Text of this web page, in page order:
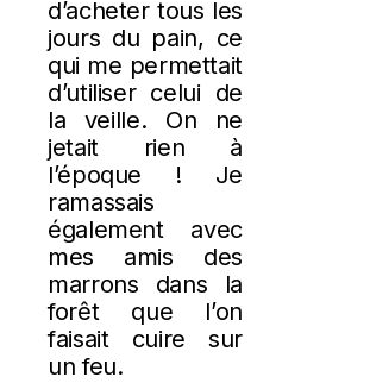
d’acheter tous les
jours du pain, ce
qui me permettait
d’utiliser celui de
la veille. On ne
jetait rien à
l’époque ! Je
ramassais
également avec
mes amis des
marrons dans la
forêt que l’on
faisait cuire sur
un feu.